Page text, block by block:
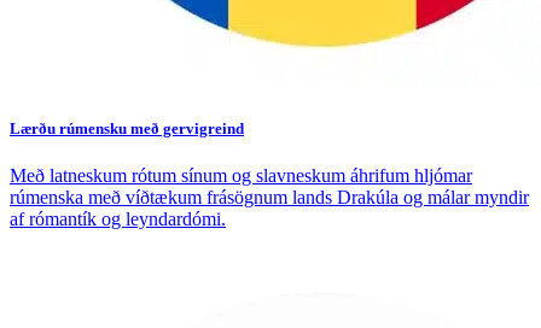
Lærðu rúmensku með gervigreind
Með latneskum rótum sínum og slavneskum áhrifum hljómar
rúmenska með víðtækum frásögnum lands Drakúla og málar myndir
af rómantík og leyndardómi.